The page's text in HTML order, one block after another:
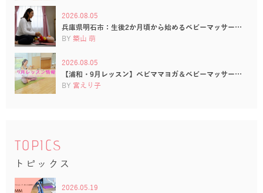
2026.08.05
兵庫県明石市：生後2か月頃から始めるベビーマッサー…
BY 築山 萌
2026.08.05
【浦和・9月レッスン】ベビママヨガ＆ベビーマッサー…
BY 宮えり子
TOPICS
トピックス
2026.05.19